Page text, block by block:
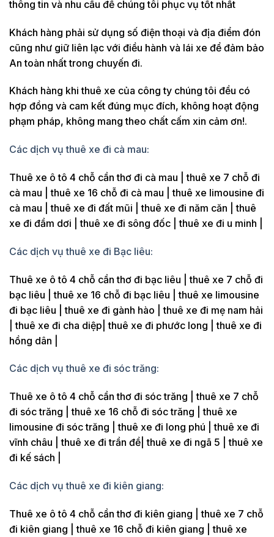
thông tin và nhu cầu để chúng tôi phục vụ tốt nhất
Khách hàng phải sử dụng số điện thoại và địa điểm đón
cũng như giữ liên lạc với điều hành và lái xe để đảm bảo
An toàn nhất trong chuyến đi.
Khách hàng khi thuê xe của công ty chúng tôi đều có
hợp đồng và cam kết đúng mục đích, không hoạt động
phạm pháp, không mang theo chất cấm xin cảm ơn!.
Các dịch vụ thuê xe đi cà mau:
Thuê xe ô tô 4 chỗ cần thơ đi cà mau | thuê xe 7 chỗ đi
cà mau | thuê xe 16 chỗ đi cà mau | thuê xe limousine đi
cà mau | thuê xe đi đất mũi | thuê xe đi năm căn | thuê
xe đi đầm dơi | thuê xe đi sông đốc | thuê xe đi u minh |
Các dịch vụ thuê xe đi Bạc liêu:
Thuê xe ô tô 4 chỗ cần thơ đi bạc liêu | thuê xe 7 chỗ đi
bạc liêu | thuê xe 16 chỗ đi bạc liêu | thuê xe limousine
đi bạc liêu | thuê xe đi gành hào | thuê xe đi mẹ nam hải
| thuê xe đi cha diệp| thuê xe đi phước long | thuê xe đi
hồng dân |
Các dịch vụ thuê xe đi sóc trăng:
Thuê xe ô tô 4 chỗ cần thơ đi sóc trăng | thuê xe 7 chỗ
đi sóc trăng | thuê xe 16 chỗ đi sóc trăng | thuê xe
limousine đi sóc trăng | thuê xe đi long phú | thuê xe đi
vĩnh châu | thuê xe đi trần đề| thuê xe đi ngã 5 | thuê xe
đi kế sách |
Các dịch vụ thuê xe đi kiên giang:
Thuê xe ô tô 4 chỗ cần thơ đi kiên giang | thuê xe 7 chỗ
đi kiên giang | thuê xe 16 chỗ đi kiên giang | thuê xe